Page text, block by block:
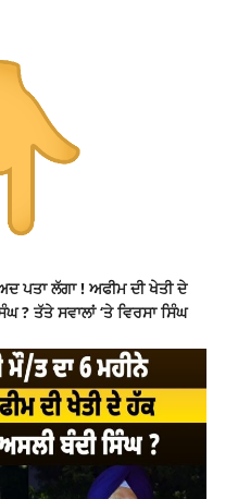
ਪਤਾ ਲੱਗਾ ! ਅਫੀਮ ਦੀ ਖੇਤੀ ਦੇ
? ਤੱਤੇ ਸਵਾਲਾਂ ‘ਤੇ ਵਿਰਸਾ ਸਿੰਘ